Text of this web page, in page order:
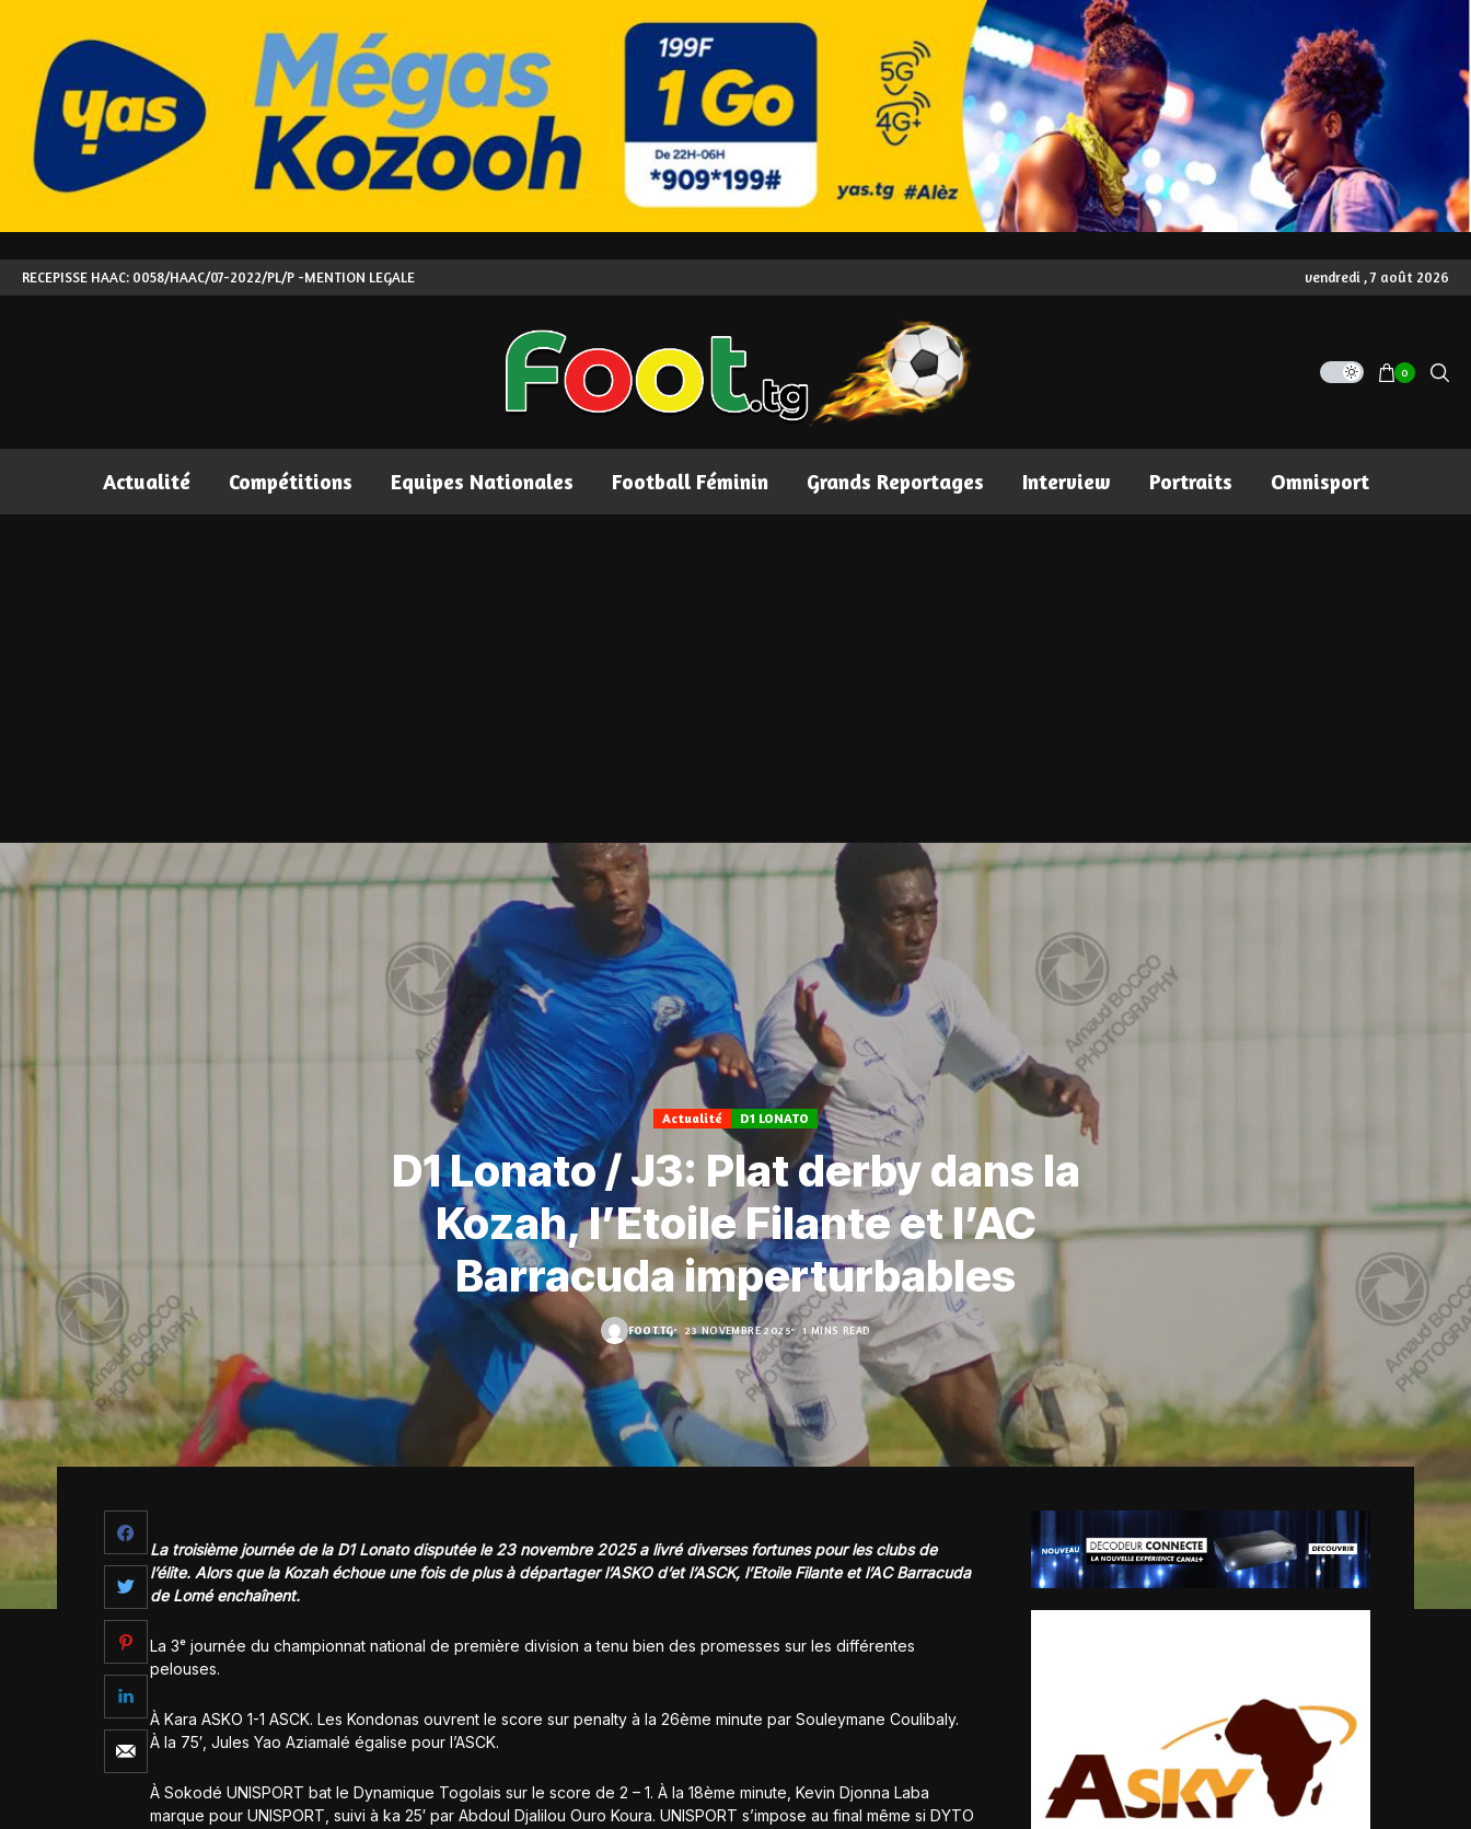
RECEPISSE HAAC: 0058/HAAC/07-2022/PL/P -MENTION LEGALE vendredi , 7 août 2026
0
Actualité Compétitions Equipes Nationales Football Féminin Grands Reportages Interview Portraits Omnisport
Actualité D1 LONATO
D1 Lonato / J3: Plat derby dans la
Kozah, l’Etoile Filante et l’AC
Barracuda imperturbables
FOOT.TG 23 NOVEMBRE 2025 1 MINS READ
La troisième journée de la D1 Lonato disputée le 23 novembre 2025 a livré diverses fortunes pour les clubs de
l’élite. Alors que la Kozah échoue une fois de plus à départager l’ASKO d’et l’ASCK, l’Etoile Filante et l’AC Barracuda
de Lomé enchaînent.
La 3ᵉ journée du championnat national de première division a tenu bien des promesses sur les différentes
pelouses.
À Kara ASKO 1-1 ASCK. Les Kondonas ouvrent le score sur penalty à la 26ème minute par Souleymane Coulibaly.
À la 75′, Jules Yao Aziamalé égalise pour l’ASCK.
À Sokodé UNISPORT bat le Dynamique Togolais sur le score de 2 – 1. À la 18ème minute, Kevin Djonna Laba
marque pour UNISPORT, suivi à ka 25′ par Abdoul Djalilou Ouro Koura. UNISPORT s’impose au final même si DYTO